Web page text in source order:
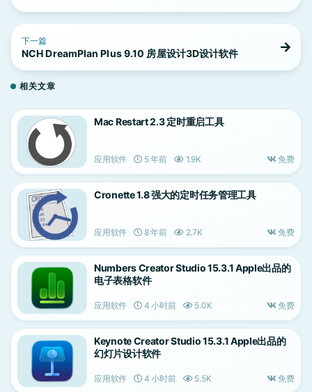
下一篇
NCH DreamPlan Plus 9.10 房屋设计3D设计软件
相关文章
Mac Restart 2.3 定时重启工具
应用软件 5 年前 1.9K 免费
Cronette 1.8 强大的定时任务管理工具
应用软件 8 年前 2.7K 免费
Numbers Creator Studio 15.3.1 Apple出品的
电子表格软件
应用软件 4 小时前 5.0K 免费
Keynote Creator Studio 15.3.1 Apple出品的
幻灯片设计软件
应用软件 4 小时前 5.5K 免费